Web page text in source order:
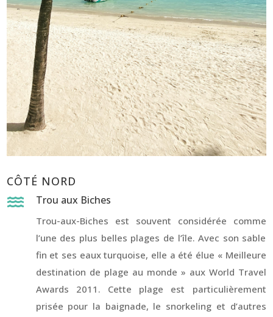
CÔTÉ NORD

Trou aux Biches
Trou-aux-Biches est souvent considérée comme
l’une des plus belles plages de l’île. Avec son sable
fin et ses eaux turquoise, elle a été élue « Meilleure
destination de plage au monde » aux World Travel
Awards 2011. Cette plage est particulièrement
prisée pour la baignade, le snorkeling et d’autres